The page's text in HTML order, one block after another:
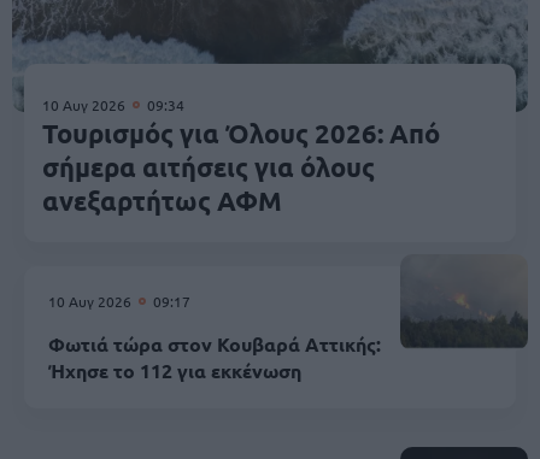
10 Αυγ 2026 09:34
Τουρισμός για Όλους 2026: Από
σήμερα αιτήσεις για όλους
ανεξαρτήτως ΑΦΜ
10 Αυγ 2026 09:17
Φωτιά τώρα στον Κουβαρά Αττικής:
Ήχησε το 112 για εκκένωση